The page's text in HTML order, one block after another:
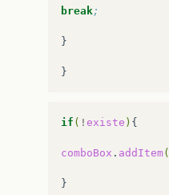
break;
}
if ( ! existe ) {
comboBox . addItem(